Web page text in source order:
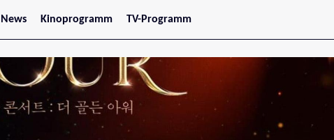
News
Stars
Kinoprogramm
Jetzt im Kino
Wien
Niederösterreich
Oberösterreich
Steiermark
Kärnten
TV-Programm